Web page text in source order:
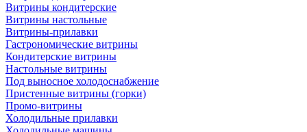
Витрины кондитерские
Витрины настольные
Витрины-прилавки
Гастрономические витрины
Кондитерские витрины
Настольные витрины
Под выносное холодоснабжение
Пристенные витрины (горки)
Промо-витрины
Холодильные прилавки